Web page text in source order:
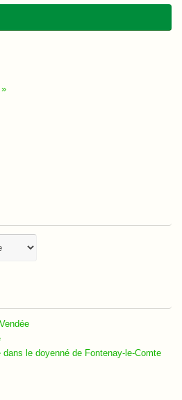
le doyenné de Fontenay-le-Comte